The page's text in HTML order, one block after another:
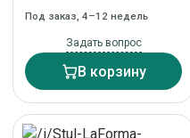
отделкой орех арт.
504976
Под заказ, 4–12 недель
Задать вопрос
В корзину